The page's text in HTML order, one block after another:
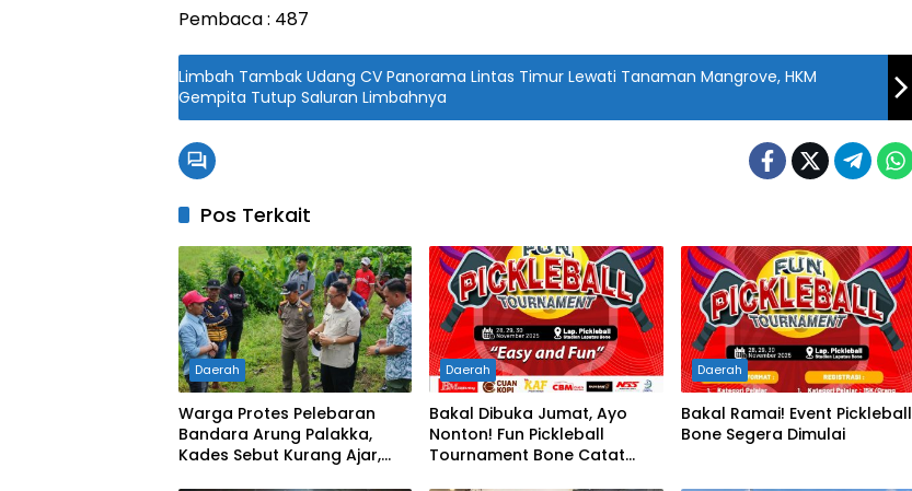
Pembaca : 487
Limbah Tambak Udang CV Panorama Lintas Timur Lewati Tanaman Mangrove, HKM
Gempita Tutup Saluran Limbahnya
Pos Terkait
Daerah
Warga Protes Pelebaran
Bandara Arung Palakka,
Kades Sebut Kurang Ajar,
Daerah
Bakal Dibuka Jumat, Ayo
Nonton! Fun Pickleball
Tournament Bone Catat
Daerah
Bakal Ramai! Event Pickleball
Bone Segera Dimulai